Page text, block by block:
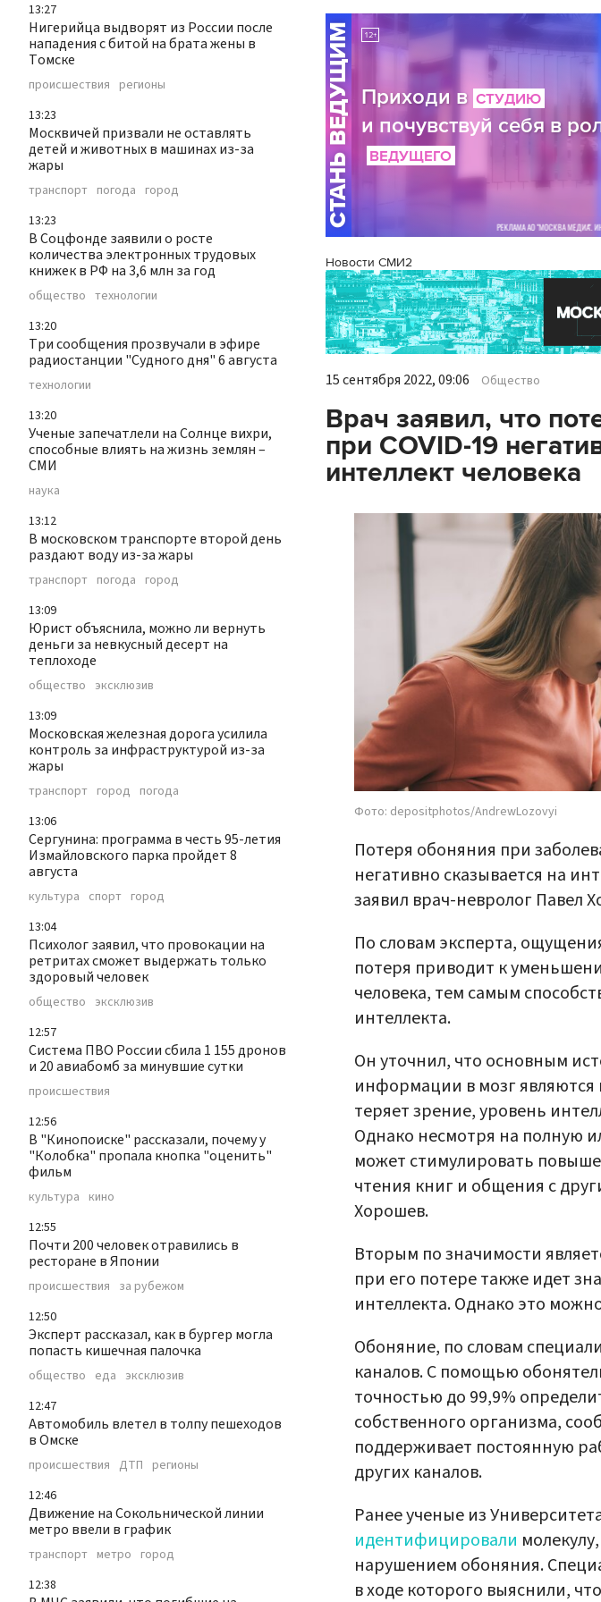
13:27
Нигерийца выдворят из России после
нападения с битой на брата жены в
Томске
происшествия регионы
13:23
Москвичей призвали не оставлять
детей и животных в машинах из-за
жары
транспорт погода город
13:23
В Соцфонде заявили о росте
количества электронных трудовых
книжек в РФ на 3,6 млн за год
общество технологии
13:20
Три сообщения прозвучали в эфире
радиостанции "Судного дня" 6 августа
технологии
13:20
Ученые запечатлели на Солнце вихри,
способные влиять на жизнь землян –
СМИ
наука
13:12
В московском транспорте второй день
раздают воду из-за жары
транспорт погода город
13:09
Юрист объяснила, можно ли вернуть
деньги за невкусный десерт на
теплоходе
общество эксклюзив
13:09
Московская железная дорога усилила
контроль за инфраструктурой из-за
жары
транспорт город погода
13:06
Сергунина: программа в честь 95-летия
Измайловского парка пройдет 8
августа
культура спорт город
13:04
Психолог заявил, что провокации на
ретритах сможет выдержать только
здоровый человек
общество эксклюзив
12:57
Система ПВО России сбила 1 155 дронов
и 20 авиабомб за минувшие сутки
происшествия
12:56
В "Кинопоиске" рассказали, почему у
"Колобка" пропала кнопка "оценить"
фильм
культура кино
12:55
Почти 200 человек отравились в
ресторане в Японии
происшествия за рубежом
12:50
Эксперт рассказал, как в бургер могла
попасть кишечная палочка
общество еда эксклюзив
12:47
Автомобиль влетел в толпу пешеходов
в Омске
происшествия ДТП регионы
12:46
Движение на Сокольнической линии
метро ввели в график
транспорт метро город
12:38
Новости СМИ2
15 сентября 2022, 09:06 Общество
Врач заявил, что
при COVID-19
интеллект человека
Фото: depositphotos/AndrewLozovyi
Потеря обоняния при
негативно сказывается на
заявил врач-невролог Павел
По словам эксперта,
потеря приводит к
человека, тем самым
интеллекта.
Он уточнил, что основным
информации в мозг являются
теряет зрение, уровень
Однако несмотря на полную
может стимулировать
чтения книг и общения с
Хорошев.
Вторым по значимости
при его потере также идет
интеллекта. Однако это
Обоняние, по словам
каналов. С помощью
точностью до 99,9%
собственного организма,
поддерживает постоянную
других каналов.
Ранее ученые из
идентифицировали
нарушением обоняния.
в ходе которого выяснили,